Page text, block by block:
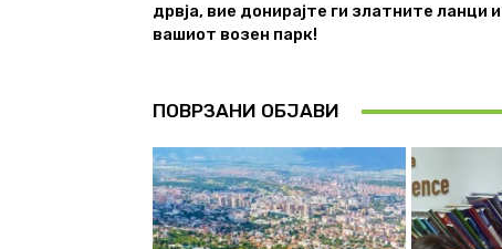
дрвја, вие донирајте ги златните ланци и
вашиот возен парк!
ПОВРЗАНИ ОБЈАВИ